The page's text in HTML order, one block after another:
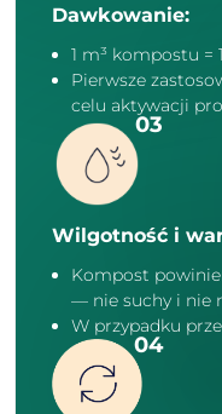
Dawkowanie:
1 m³ kompostu =
Pierwsze
celu aktywacji
Wilgotność i
Kompost
— nie suchy i nie
W przypadku